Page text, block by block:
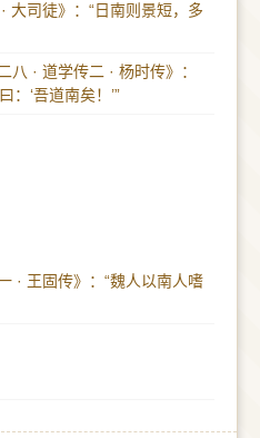
· 大司徒》：“日南则景短，多
八 · 道学传二 · 杨时传》：
：‘吾道南矣！’”
· 王固传》：“魏人以南人嗜